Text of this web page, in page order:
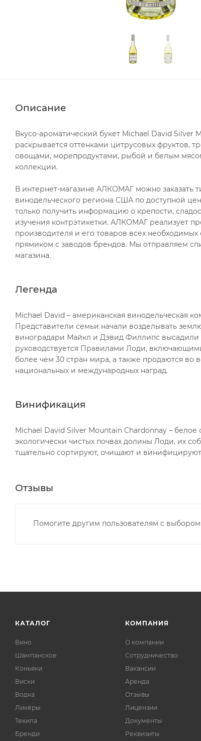
Описание
Вкусо-ароматический букет Michael David Silver
раскрывается оттенками цитрусовых фруктов,
овощами, морепродуктами, рыбой и белым
коллекции.
В интернет-магазине АЛКОМАГ можно заказать
винодельческого региона США по доступной
только получить информацию о крепости,
изучения контрэтикетки. АЛКОМАГ реализует
производителя и его товаров всех
прямиком с заводов брендов. Мы отправляем
магазина.
Легенда
Michael David – американская винодельческая
Представители семьи начали возделывать
виноградари Майкл и Дэвид Филлипс высадили
руководствуется Правилами Лоди,
более чем 30 стран мира, а также продаются
национальных и международных наград.
Винификация
Michael David Silver Mountain Chardonnay –
экологически чистых почвах долины Лоди, их
тщательно сортируют, очищают и
Отзывы
Помогите другим пользователям с
КАТАЛОГ
Вино
Шампанское
Коньяки
Виски
Водка
Ликёры
Текила
Бренди
КОМПАНИЯ
О компании
Сотрудничество
Вакансии
Аренда
Отзывы
Лицензии
Документы
Реквизиты